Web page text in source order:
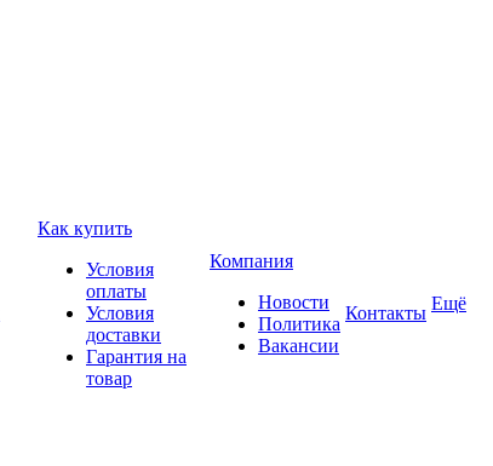
Как купить
Условия
оплаты
Условия
доставки
Гарантия на
товар
Компания
Новости
Политика
Вакансии
Контакты Ещё